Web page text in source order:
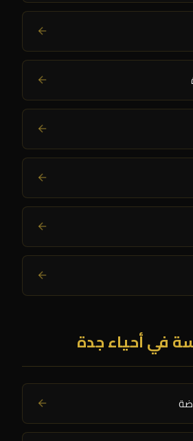
في أحياء جدة